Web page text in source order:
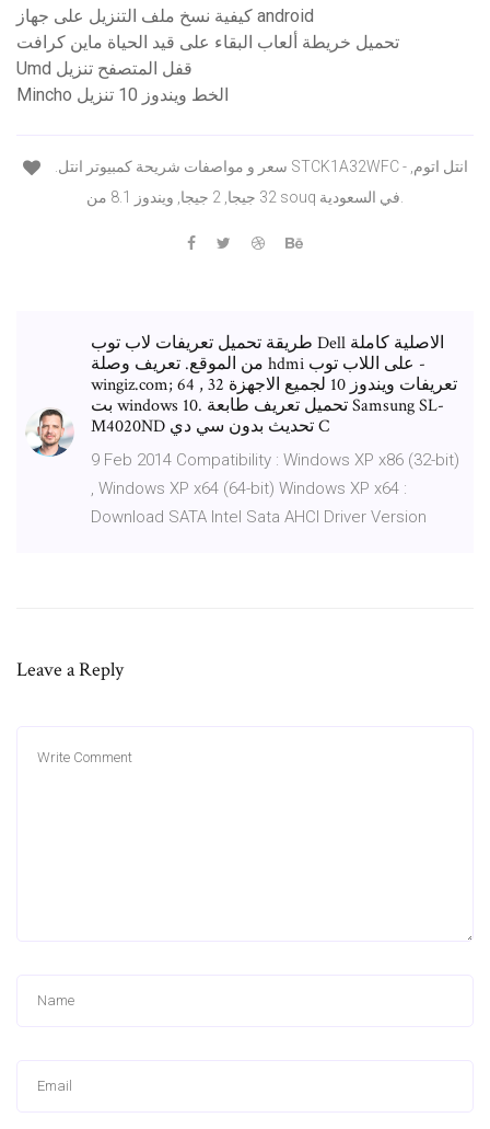
كيفية نسخ ملف التنزيل على جهاز android
تحميل خريطة ألعاب البقاء على قيد الحياة ماين كرافت
Umd قفل المتصفح تنزيل
Mincho الخط ويندوز 10 تنزيل
.سعر و مواصفات شريحة كمبيوتر انتل STCK1A32WFC - انتل اتوم,
طريقة تحميل تعريفات لاب توب Dell الاصلية كاملة
من الموقع. تعريف وصلة hdmi على اللاب توب -
wingiz.com; تعريفات ويندوز 10 لجميع الاجهزة 32 , 64
بت windows 10. تحميل تعريف طابعة Samsung SL-
M4020ND تحديث بدون سي دي C
9 Feb 2014 Compatibility : Windows XP x86 (32-bit)
, Windows XP x64 (64-bit) Windows XP x64 :
Download SATA Intel Sata AHCI Driver Version
Leave a Reply